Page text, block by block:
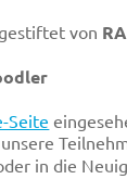
von
Seite
in die